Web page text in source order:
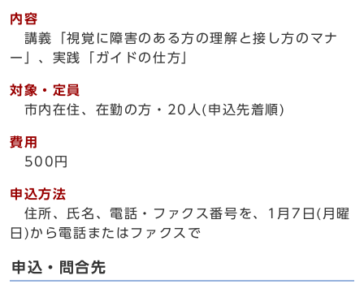
内容
講義「視覚に障害のある方の理解と接し方のマナ
ー」、実践「ガイドの仕方」
対象・定員
市内在住、在勤の方・20人(申込先着順)
費用
500円
申込方法
住所、氏名、電話・ファクス番号を、1月7日(月曜
日)から電話またはファクスで
申込・問合先